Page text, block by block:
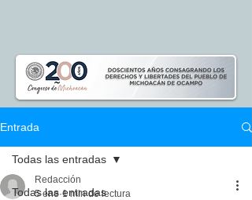
Entrada
Todas las entradas
Todas las entradas
Redacción
5 ene 1 min de lectura